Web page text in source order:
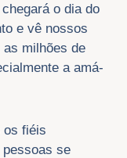
o dia do
e vê nossos
milhões de
a amá-
os fiéis
se